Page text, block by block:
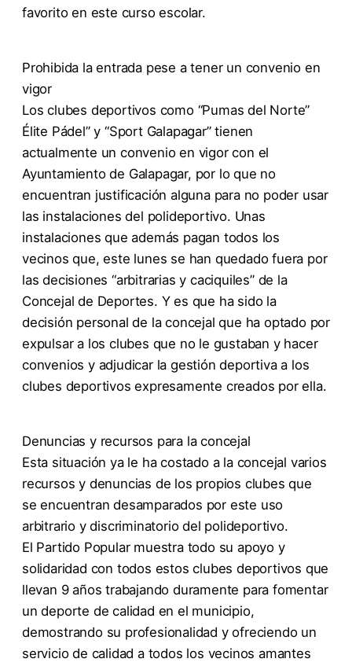
favorito en este curso escolar.
Prohibida la entrada pese a tener un convenio en
vigor
Los clubes deportivos como “Pumas del Norte”
Élite Pádel” y “Sport Galapagar” tienen
actualmente un convenio en vigor con el
Ayuntamiento de Galapagar, por lo que no
encuentran justificación alguna para no poder usar
las instalaciones del polideportivo. Unas
instalaciones que además pagan todos los
vecinos que, este lunes se han quedado fuera por
las decisiones “arbitrarias y caciquiles” de la
Concejal de Deportes. Y es que ha sido la
decisión personal de la concejal que ha optado por
expulsar a los clubes que no le gustaban y hacer
convenios y adjudicar la gestión deportiva a los
clubes deportivos expresamente creados por ella.
Denuncias y recursos para la concejal
Esta situación ya le ha costado a la concejal varios
recursos y denuncias de los propios clubes que
se encuentran desamparados por este uso
arbitrario y discriminatorio del polideportivo.
El Partido Popular muestra todo su apoyo y
solidaridad con todos estos clubes deportivos que
llevan 9 años trabajando duramente para fomentar
un deporte de calidad en el municipio,
demostrando su profesionalidad y ofreciendo un
servicio de calidad a todos los vecinos amantes